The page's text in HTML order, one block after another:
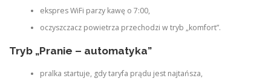
ekspres WiFi parzy kawę o 7:00,
oczyszczacz powietrza przechodzi w tryb „komfort”.
Tryb „Pranie – automatyka”
pralka startuje, gdy taryfa prądu jest najtańsza,